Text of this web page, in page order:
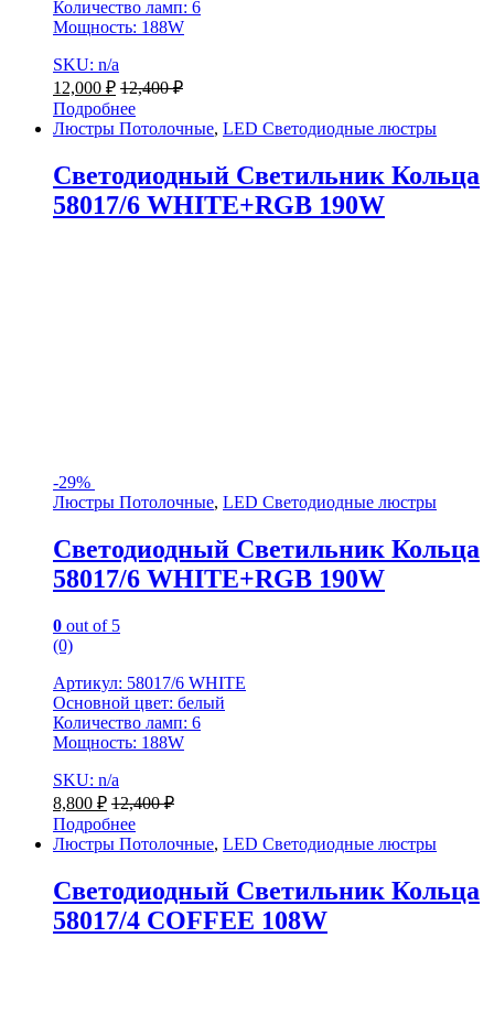
Количество ламп: 6
Мощность: 188W
SKU: n/a
12,000 ₽ 12,400₽
Подробнее
Люстры Потолочные, LED Светодиодные люстры
Светодиодный Светильник Кольца
58017/6 WHITE+RGB 190W
-29%
Люстры Потолочные, LED Светодиодные люстры
Светодиодный Светильник Кольца
58017/6 WHITE+RGB 190W
0 out of 5
(0)
Артикул: 58017/6 WHITE
Основной цвет: белый
Количество ламп: 6
Мощность: 188W
SKU: n/a
8,800 ₽ 12,400₽
Подробнее
Люстры Потолочные, LED Светодиодные люстры
Светодиодный Светильник Кольца
58017/4 COFFEE 108W